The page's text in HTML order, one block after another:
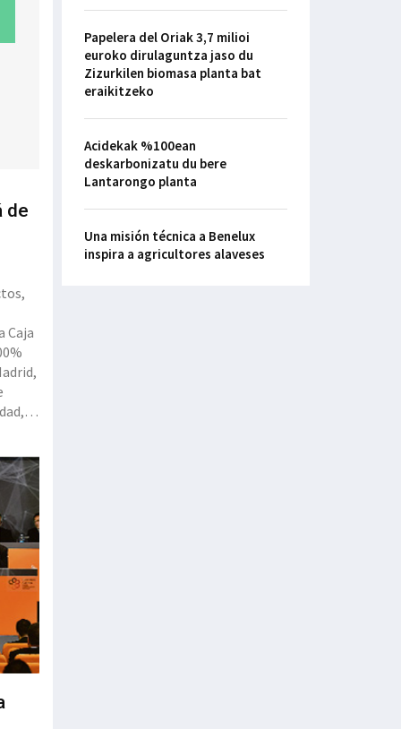
de
Caja
Papelera del Oriak 3,7 milioi
euroko dirulaguntza jaso du
Zizurkilen biomasa planta bat
eraikitzeko
Acidekak %100ean
deskarbonizatu du bere
Lantarongo planta
Una misión técnica a Benelux
inspira a agricultores alaveses